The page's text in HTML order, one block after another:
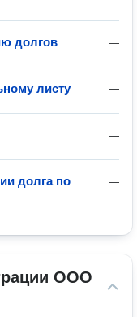
—
долгов
—
листу
—
—
долга по
ООО